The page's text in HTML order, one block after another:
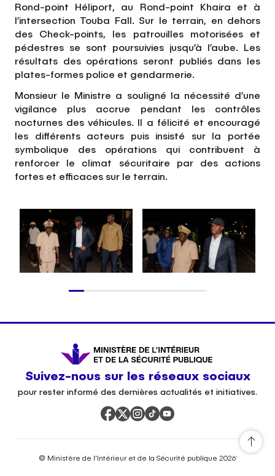
Rond-point Héliport, au Rond-point Khaira et à
l’intersection Touba Fall. Sur le terrain, en dehors
des Check-points, les patrouilles motorisées et
pédestres se sont poursuivies jusqu’à l’aube. Les
résultats des opérations seront publiés dans les
plates-formes police et gendarmerie.
Monsieur le Ministre a souligné la nécessité d’une
vigilance plus accrue pendant les contrôles
nocturnes des véhicules. Il a félicité et encouragé
les différents acteurs puis insisté sur la portée
symbolique des opérations qui contribuent à
renforcer le climat sécuritaire par des actions
fortes et efficaces sur le terrain.
Suivez-nous sur les réseaux sociaux
pour rester informé des dernières actualités et initiatives.
© Ministère de l'Intérieur et de la Sécurité publique 2026•